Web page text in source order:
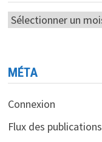
Archives
MÉTA
Connexion
Flux des publications